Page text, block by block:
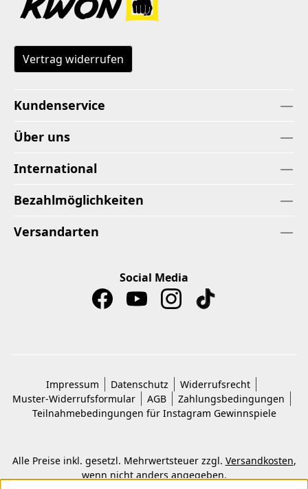
Vertrag widerrufen
Kundenservice
Über uns
International
Bezahlmöglichkeiten
Versandarten
Social Media
Impressum Datenschutz
Widerrufsrecht
Muster-Widerrufsformular
AGB
Zahlungsbedingungen
Teilnahmebedingungen für Instagram Gewinnspiele
Alle Preise inkl. gesetzl. Mehrwertsteuer zzgl. Versandkosten,
wenn nicht anders angegeben.